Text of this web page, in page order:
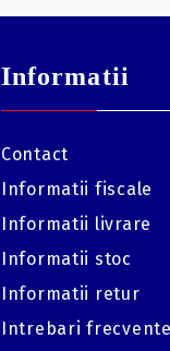
Informatii
Contact
Informatii fiscale
Informatii livrare
Informatii stoc
Informatii retur
Intrebari frecvente